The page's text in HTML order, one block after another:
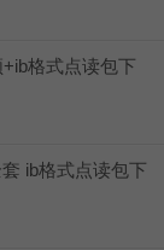
格式点读包下
ib格式点读包下